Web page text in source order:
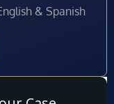
& Spanish